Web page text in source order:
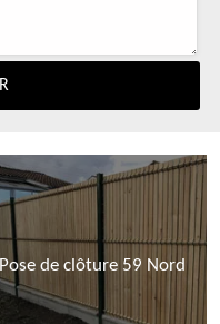
Pose de clôture 59 Nord